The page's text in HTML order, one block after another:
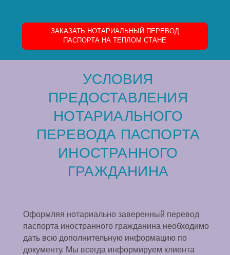
ЗАКАЗАТЬ НОТАРИАЛЬНЫЙ ПЕРЕВОД
ПАСПОРТА НА ТЕПЛОМ СТАНЕ
УСЛОВИЯ
ПРЕДОСТАВЛЕНИЯ
НОТАРИАЛЬНОГО
ПЕРЕВОДА ПАСПОРТА
ИНОСТРАННОГО
ГРАЖДАНИНА
Оформляя нотариально заверенный перевод
паспорта иностранного гражданина необходимо
дать всю дополнительную информацию по
документу. Мы всегда информируем клиента